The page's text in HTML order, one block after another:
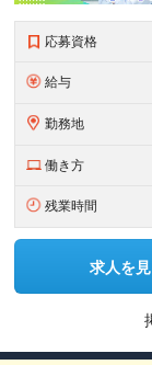
応募資格
給与
勤務地
働き方
残業時間
求人を